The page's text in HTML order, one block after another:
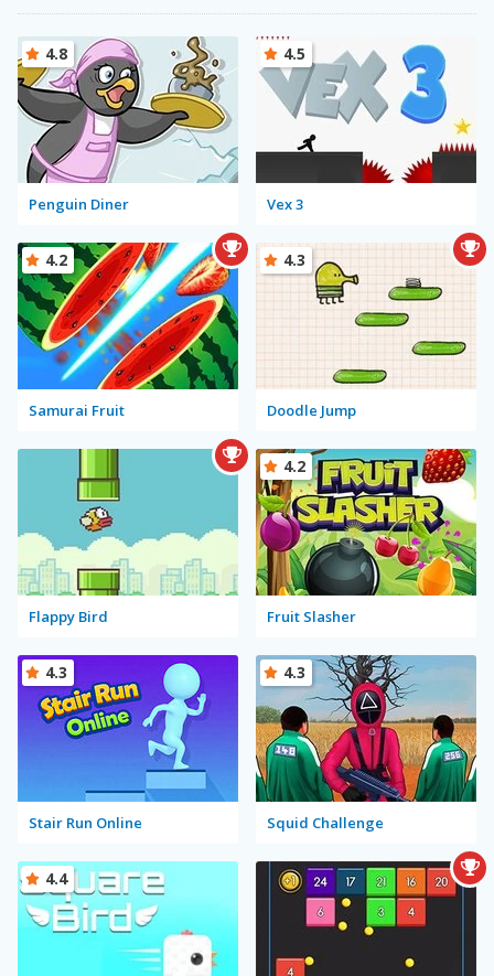
Penguin Diner
4.8
Vex 3
4.5
Samurai Fruit
4.2
Doodle Jump
4.3
Flappy Bird Fruit Slasher
4.2
Stair Run Online
4.3
Squid Challenge
4.3
4.4